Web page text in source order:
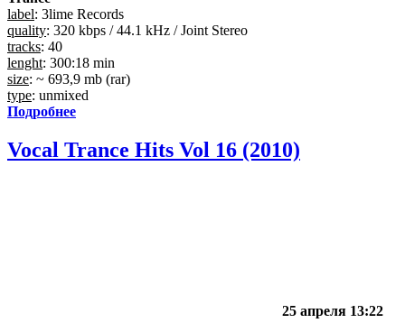
label: 3lime Records
quality: 320 kbps / 44.1 kHz / Joint Stereo
tracks: 40
lenght: 300:18 min
size: ~ 693,9 mb (rar)
type: unmixed
Подробнее
Vocal Trance Hits Vol 16 (2010)
25 апреля 13:22